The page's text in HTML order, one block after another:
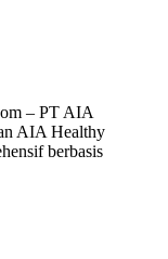
– PT AIA
AIA Healthy
berbasis